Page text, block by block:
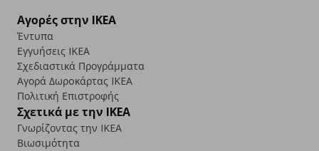
Αγορές στην IKEA
Έντυπα
Εγγυήσεις IKEA
Σχεδιαστικά Προγράμματα
Αγορά Δωρoκάρτας IKEA
Πολιτική Επιστροφής
Σχετικά με την IKEA
Γνωρίζοντας την IKEA
Βιωσιμότητα